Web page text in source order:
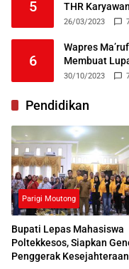
5 THR
26/03/2023
6
Wapres
Membuat
30/10/2023
Pendidikan
Parigi Moutong
Bupati Lepas Mahasiswa
Poltekkesos, Siapkan
Penggerak Kesejahteraan